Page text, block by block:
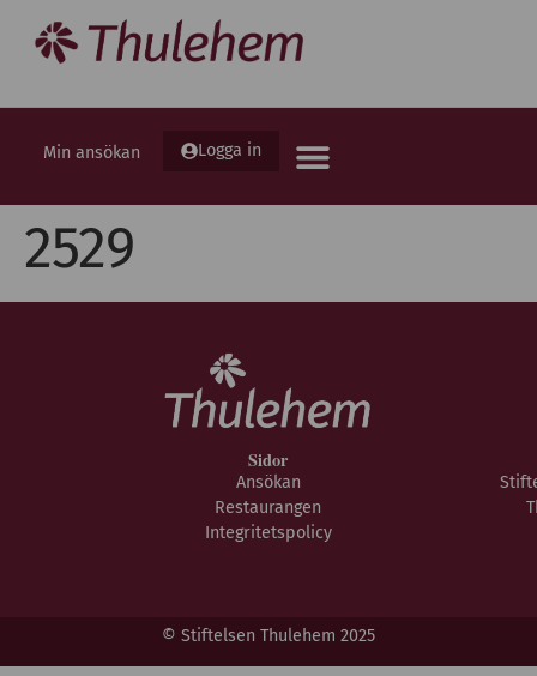
Min ansökan Logga in
2529
Sidor
Ansökan
Restaurangen
Integritetspolicy
© Stiftelsen Thulehem 2025